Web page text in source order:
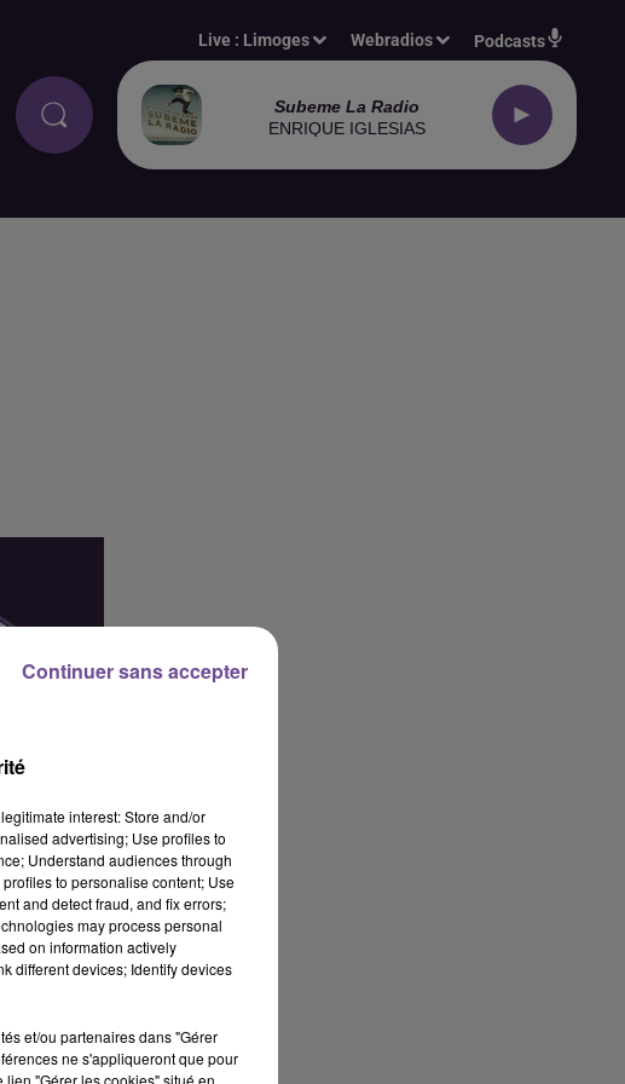
Live : Limoges Webradios Podcasts
Subeme La Radio
ENRIQUE IGLESIAS
interest: Store and/or
advertising; Use profiles to
Understand audiences through
to personalise content; Use
and detect fraud, and fix errors;
may process personal
on information actively
different devices; Identify devices
et/ou partenaires dans "Gérer
ne s'appliqueront que pour
"Gérer les cookies" situé en
Continuer sans accepter